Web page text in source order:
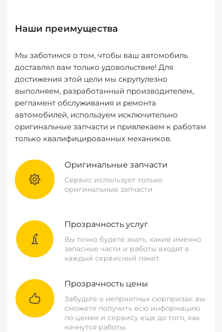
Наши преимущества
Мы заботимся о том, чтобы ваш автомобиль
доставлял вам только удовольствие! Для
достижения этой цели мы скрупулезно
выполняем, разработанный производителем,
регламент обслуживания и ремонта
автомобилей, используем исключительно
оригинальные запчасти и привлекаем к работам
только квалифицированных механиков.
Оригинальные запчасти
Сервис использует только
оригинальные запчасти
Прозрачность услуг
Вы точно будете знать, какие именно
запасные части и работы входят в
каждый сервисный пакет.
Прозрачность цены
Забудьте о неприятных сюрпризах: вы
сможете получить всю информацию
по ценам и сервису еще до того, как
начнутся работы.